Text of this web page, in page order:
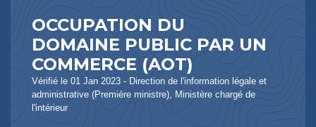
OCCUPATION DU
DOMAINE PUBLIC PAR UN
COMMERCE (AOT)
Vérifié le 01 Jan 2023 - Direction de l'information légale et
administrative (Première ministre), Ministère chargé de
l'intérieur